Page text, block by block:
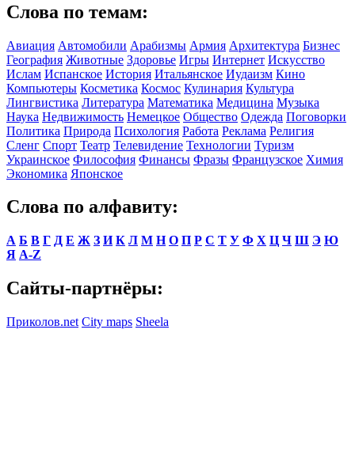
Слова по темам:
Авиация Автомобили Арабизмы Армия Архитектура Бизнес
География Животные Здоровье Игры Интернет Искусство
Ислам Испанское История Итальянское Иудаизм Кино
Компьютеры Косметика Космос Кулинария Культура
Лингвистика Литература Математика Медицина Музыка
Наука Недвижимость Немецкое Общество Одежда Поговорки
Политика Природа Психология Работа Реклама Религия
Сленг Спорт Театр Телевидение Технологии Туризм
Украинское Философия Финансы Фразы Французское Химия
Экономика Японское
Слова по алфавиту:
А Б В Г Д Е Ж З И К Л М Н О П Р С Т У Ф Х Ц Ч Ш Э Ю
Я A-Z
Сайты-партнёры:
Приколов.net City maps Sheela